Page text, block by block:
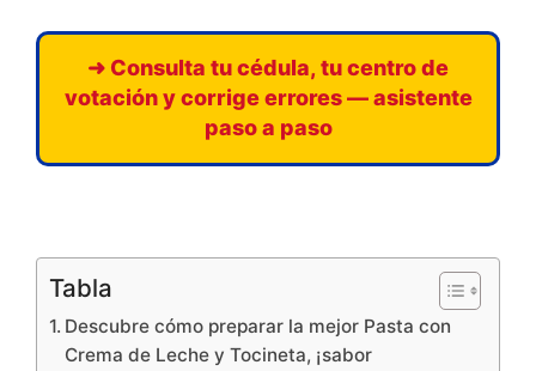
➜ Consulta tu cédula, tu centro de
votación y corrige errores — asistente
paso a paso
Tabla
Descubre cómo preparar la mejor Pasta con
Crema de Leche y Tocineta, ¡sabor